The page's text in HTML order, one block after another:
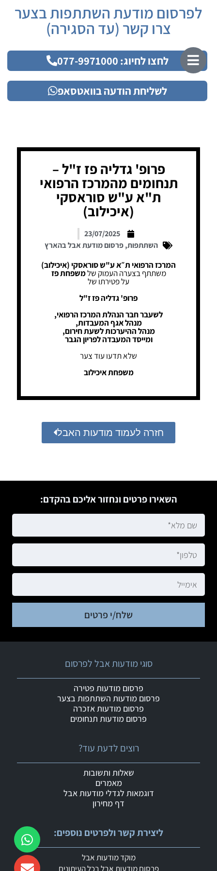
לפרסום מודעת השתתפות בצער
צרו קשר (עד הסגירה)
לחצו לחיוג: 077-9971000
לשליחת הודעה בוואטסאפ
פרופ' גדליה פז ז"ל –
תנחומים מהמרכז הרפואי
ת"א ע"ש סוראסקי
(איכילוב)
23/07/2025
השתתפות,פרסום מודעת אבל בהארץ
המרכז הרפואי ת״א ע"ש סוראסקי (איכילוב)
משתתף בצערה העמוק שלמשפחת פז
על פטירתו של
פרופ' גדליה פז ז"ל
לשעבר חבר הנהלת המרכז הרפואי,
מנהל אגף המעבדות,
מנהל ההיערכות לשעת חירום,
ומייסד המעבדה לפריון הגבר
שלא תדעו עוד צער
משפחת איכילוב
חזרה לעמוד מודעות האבל
השאירו פרטים ונחזור אליכם בהקדם:
שלח/י פרטים
ליצירת קשר ולפרטים נוספים:
מוקד מודעות אבל
פרסום מודעות אבל בכל העיתונים
רוצים לדעת עוד?
שאלות ותשובות
מאמרים
דוגמאות לגדלי מודעות אבל
דף מחירון
סוגי מודעות אבל לפרסום
פרסום מודעות פטירה
פרסום מודעות השתתפות בצער
פרסום מודעות אזכרה
פרסום מודעות תנחומים